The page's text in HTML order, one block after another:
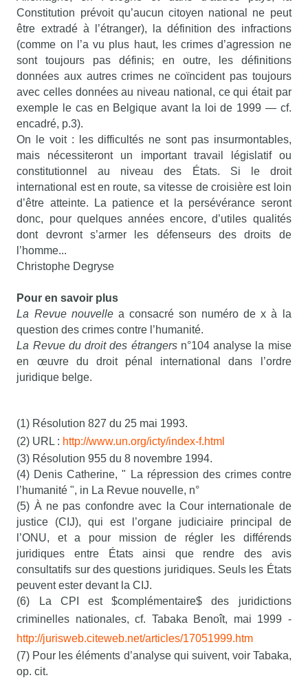
Constitution prévoit qu’aucun citoyen national ne peut
être extradé à l’étranger), la définition des infractions
(comme on l’a vu plus haut, les crimes d’agression ne
sont toujours pas définis; en outre, les définitions
données aux autres crimes ne coïncident pas toujours
avec celles données au niveau national, ce qui était par
exemple le cas en Belgique avant la loi de 1999 — cf.
encadré, p.3).
On le voit : les difficultés ne sont pas insurmontables,
mais nécessiteront un important travail législatif ou
constitutionnel au niveau des États. Si le droit
international est en route, sa vitesse de croisière est loin
d’être atteinte. La patience et la persévérance seront
donc, pour quelques années encore, d’utiles qualités
dont devront s’armer les défenseurs des droits de
l’homme...
Christophe Degryse
Pour en savoir plus
La Revue nouvellea consacré son numéro de x à la
question des crimes contre l’humanité.
La Revue du droit des étrangersn°104 analyse la mise
en œuvre du droit pénal international dans l’ordre
juridique belge.
(1) Résolution 827 du 25 mai 1993.
(2) URL : http://www.un.org/icty/index-f.html
(3) Résolution 955 du 8 novembre 1994.
(4) Denis Catherine, " La répression des crimes contre
l’humanité ", in La Revue nouvelle, n°
(5) À ne pas confondre avec la Cour internationale de
justice (CIJ), qui est l’organe judiciaire principal de
l’ONU, et a pour mission de régler les différends
juridiques entre États ainsi que rendre des avis
consultatifs sur des questions juridiques. Seuls les États
peuvent ester devant la CIJ.
(6) La CPI est $complémentaire$ des juridictions
criminelles nationales, cf. Tabaka Benoît, mai 1999 -
http://jurisweb.citeweb.net/articles/17051999.htm
(7) Pour les éléments d’analyse qui suivent, voir Tabaka,
op. cit.